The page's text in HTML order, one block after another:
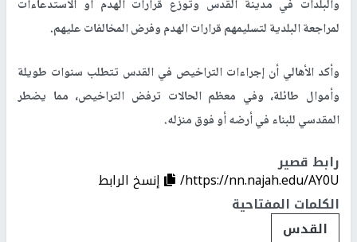
والبلدات في مدينة القدس وتوزع قرارات الهدم أو الاستدعاءات
لمراجعة البلدية لتسليمهم قرارات الهدم وفرض المخالفات عليهم.
وأكد الأهالي أن إجراءات التراخيص في القدس تتطلب سنوات طويلة
وأموال طائلة، وفي معظم الحالات ترفض التراخيص، مما يضطر
المقدسي للبناء في أرضه أو فوق منزله.
رابط قصير
https://nn.najah.edu/AY0U/
إنسخ الرابط
الكلمات المفتاحية
القدس